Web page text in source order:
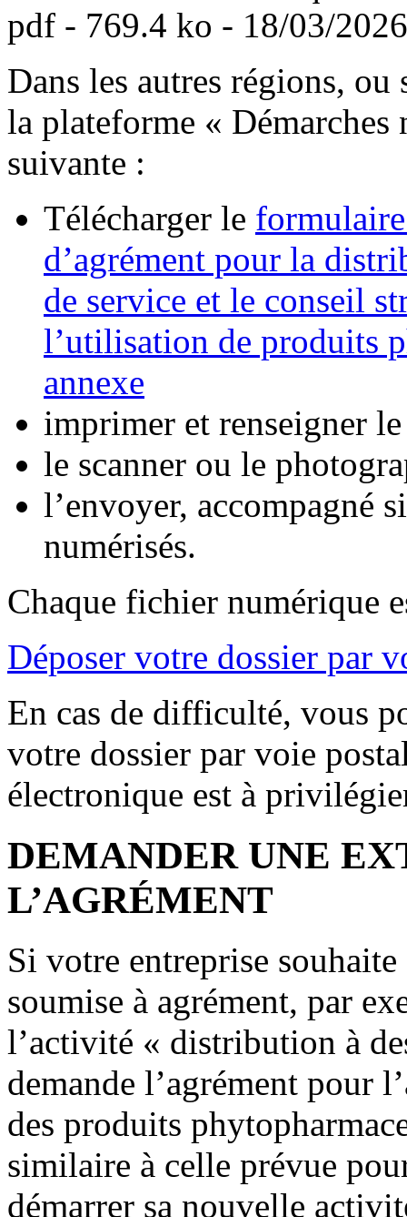
pdf - 769.4 ko - 18/03/
Dans les autres régions,
la plateforme « Démarches
suivante :
Télécharger le
d’agrément pour la
de service et le conseil
l’utilisation de produits
annexe
imprimer et renseigner
le scanner ou le
l’envoyer, accompagné
numérisés.
Chaque fichier numérique
Déposer votre dossier par
En cas de difficulté, vous
votre dossier par voie
électronique est à
DEMANDER UNE
L’AGRÉMENT
Si votre entreprise
soumise à agrément, par
l’activité « distribution à
demande l’agrément pour
des produits
similaire à celle prévue
démarrer sa nouvelle